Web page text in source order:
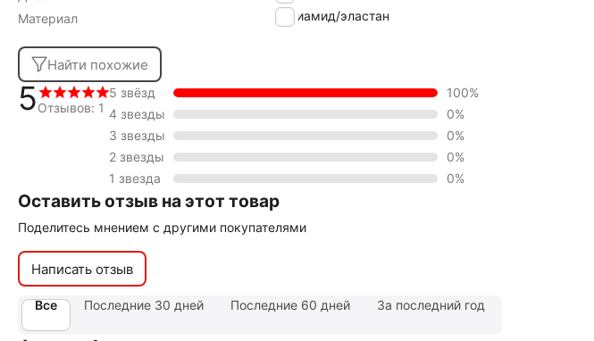
Материал
полиамид/эластан
Найти похожие
5Отзывов: 1
5 звёзд
100%
4 звезды
0%
3 звезды
0%
2 звезды
0%
1 звезда
0%
Оставить отзыв на этот товар
Поделитесь мнением с другими покупателями
Написать отзыв
Все Последние 30 дней Последние 60 дней За последний год